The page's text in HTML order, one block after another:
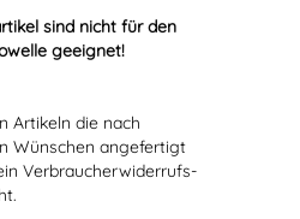
sind nicht für den
geeignet!
Artikeln die nach
Wünschen angefertigt
Verbraucherwiderrufs-